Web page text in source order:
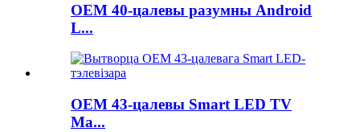
OEM 40-цалевы разумны Android
L...
OEM 43-цалевы Smart LED TV
Ma...